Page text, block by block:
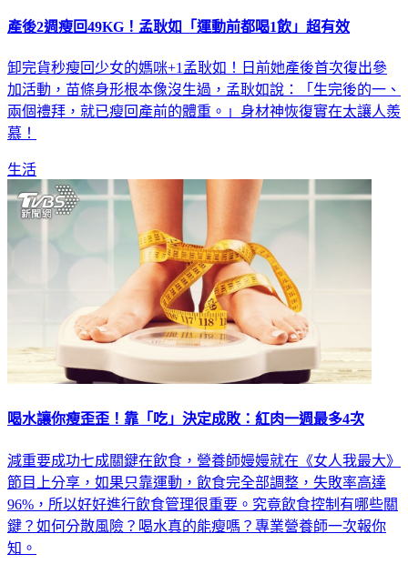
產後2週瘦回49KG！孟耿如「運動前都喝1飲」超有效
卸完貨秒瘦回少女的媽咪+1孟耿如！日前她產後首次復出參
加活動，苗條身形根本像沒生過，孟耿如說：「生完後的一、
兩個禮拜，就已瘦回產前的體重。」身材神恢復實在太讓人羨
慕！
生活
喝水讓你瘦歪歪！靠「吃」決定成敗：紅肉一週最多4次
減重要成功七成關鍵在飲食，營養師嫚嫚就在《女人我最大》
節目上分享，如果只靠運動，飲食完全部調整，失敗率高達
96%，所以好好進行飲食管理很重要。究竟飲食控制有哪些關
鍵？如何分散風險？喝水真的能瘦嗎？專業營養師一次報你
知。